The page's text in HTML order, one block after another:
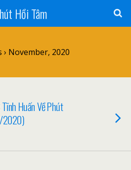
Hồi Tâm
› November, 2020
Huấn Về Phút
2020)